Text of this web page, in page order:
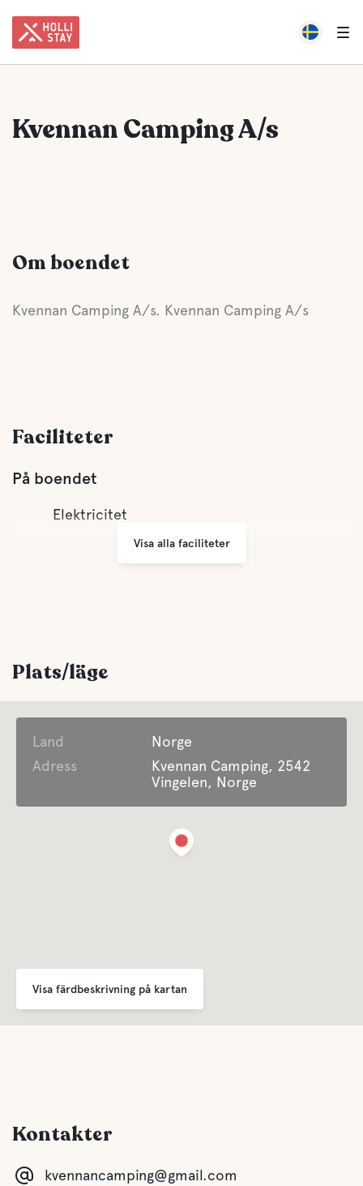
Kvennan Camping A/s
Om boendet
Kvennan Camping A/s. Kvennan Camping A/s
Faciliteter
På boendet
Elektricitet
Visa alla faciliteter
Plats/läge
Land
Norge
Adress
Kvennan Camping, 2542
Vingelen, Norge
Visa färdbeskrivning på kartan
Kontakter
kvennancamping@gmail.com